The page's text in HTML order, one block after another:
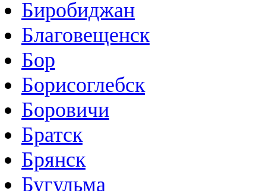
Биробиджан
Благовещенск
Бор
Борисоглебск
Боровичи
Братск
Брянск
Бугульма